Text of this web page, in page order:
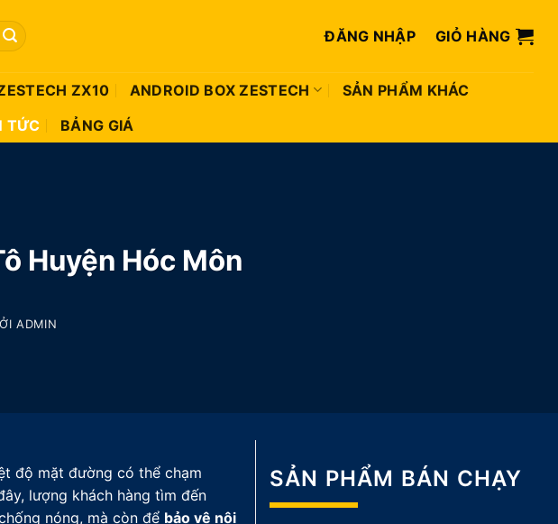
ĐĂNG NHẬP GIỎ HÀNG
ZX10 ANDROID BOX ZESTECH
SẢN PHẨM KHÁC
TỨC BẢNG GIÁ
Huyện Hóc Môn
ADMIN
độ mặt đường có thể chạm
lượng khách hàng tìm đến
nóng, mà còn để bảo vệ nội
SẢN PHẨM BÁN CHẠY